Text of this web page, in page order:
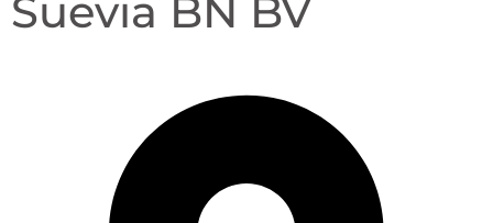
Suevia BN BV